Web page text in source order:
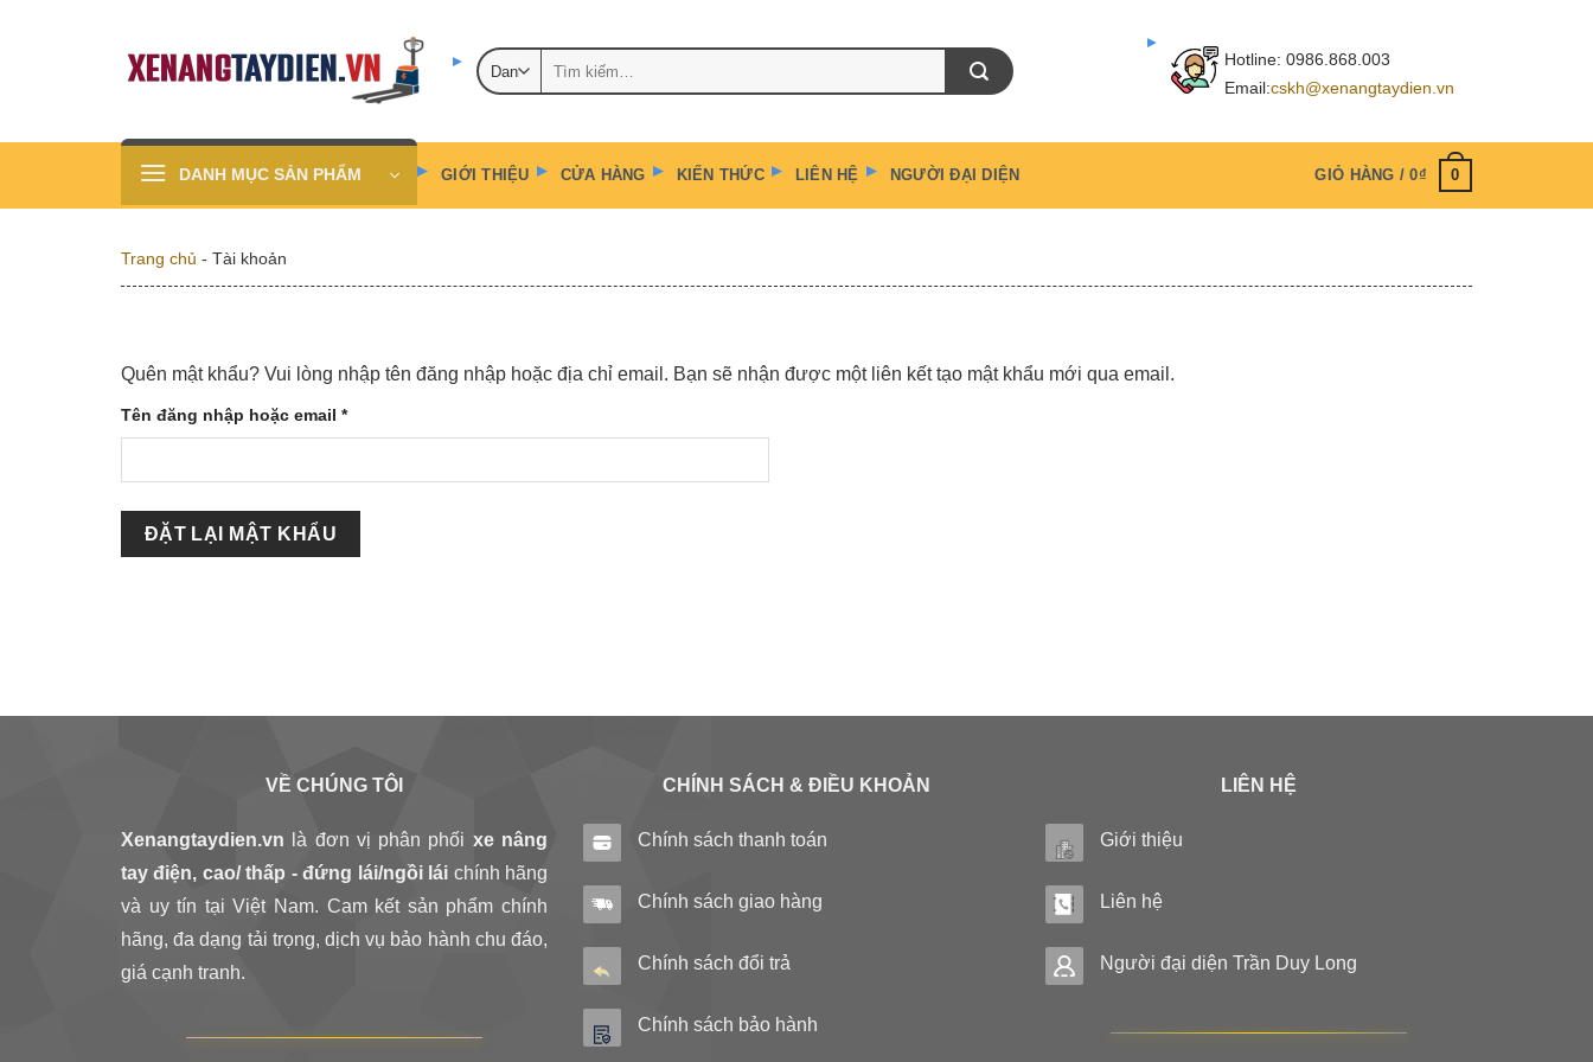
Hotline: 0986.868.003
Email:cskh@xenangtaydien.vn
DANH MỤC SẢN PHẨM GIỚI THIỆU CỬA HÀNG KIẾN THỨC LIÊN HỆ NGƯỜI ĐẠI DIỆN GIỎ HÀNG /0₫ 0
Trang chủ - Tài khoản
Quên mật khẩu? Vui lòng nhập tên đăng nhập hoặc địa chỉ email. Bạn sẽ nhận được một liên kết tạo mật khẩu mới qua email.
Tên đăng nhập hoặc email *Bắt
buộc
ĐẶT LẠI MẬT KHẨU
VỀ CHÚNG TÔI
Xenangtaydien.vn là đơn vị phân phối xe nâng
tay điện, cao/ thấp - đứng lái/ngồi lái chính hãng
và uy tín tại Việt Nam. Cam kết sản phẩm chính
hãng, đa dạng tải trọng, dịch vụ bảo hành chu đáo,
giá cạnh tranh.
CHÍNH SÁCH & ĐIỀU KHOẢN
Chính sách thanh toán
Chính sách giao hàng
Chính sách đổi trả
Chính sách bảo hành
LIÊN HỆ
Giới thiệu
Liên hệ
Người đại diện Trần Duy Long